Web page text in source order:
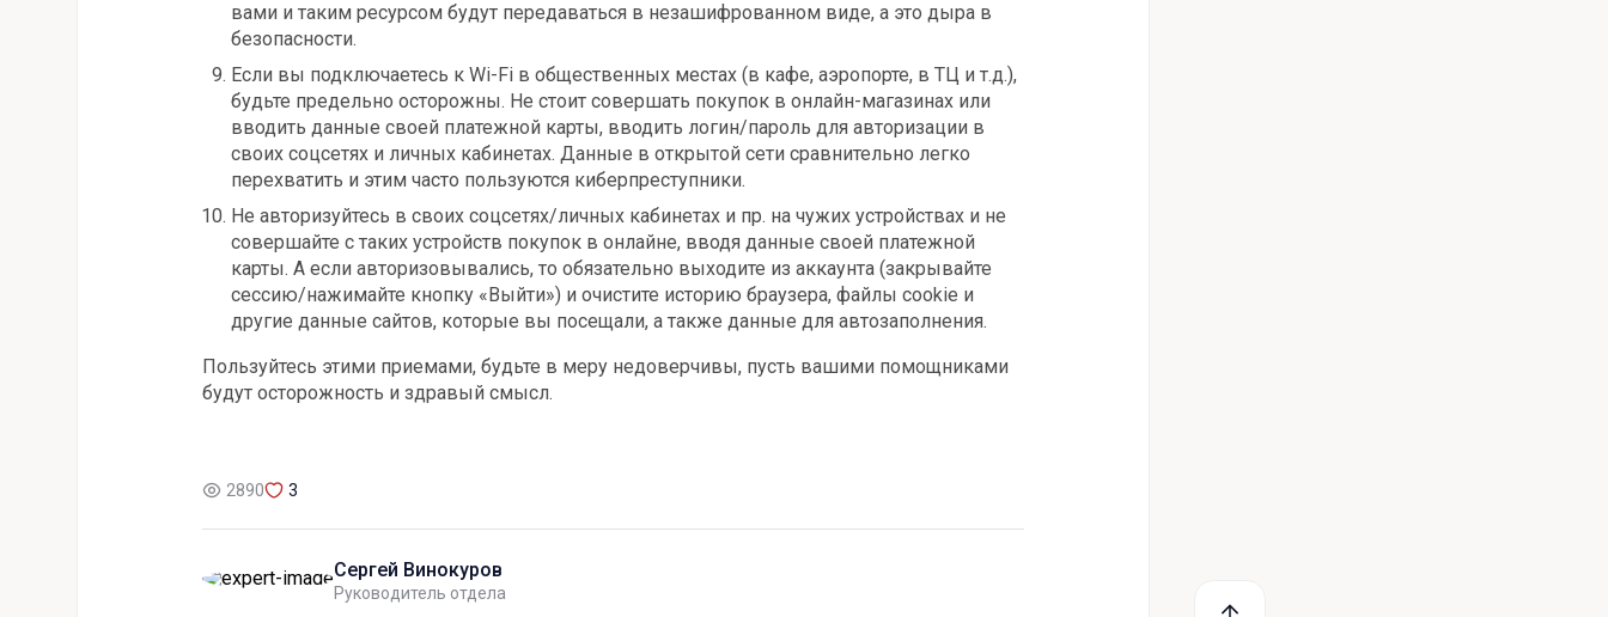
вами и таким ресурсом будут передаваться в незашифрованном виде, а это дыра в
безопасности.
Если вы подключаетесь к Wi-Fi в общественных местах (в кафе, аэропорте, в ТЦ и т.д.),
будьте предельно осторожны. Не стоит совершать покупок в онлайн-магазинах или
вводить данные своей платежной карты, вводить логин/пароль для авторизации в
своих соцсетях и личных кабинетах. Данные в открытой сети сравнительно легко
перехватить и этим часто пользуются киберпреступники.
Не авторизуйтесь в своих соцсетях/личных кабинетах и пр. на чужих устройствах и не
совершайте с таких устройств покупок в онлайне, вводя данные своей платежной
карты. А если авторизовывались, то обязательно выходите из аккаунта (закрывайте
сессию/нажимайте кнопку «Выйти») и очистите историю браузера, файлы cookie и
другие данные сайтов, которые вы посещали, а также данные для автозаполнения.
Пользуйтесь этими приемами, будьте в меру недоверчивы, пусть вашими помощниками
будут осторожность и здравый смысл.
2890 3
Сергей Винокуров
Руководитель отдела